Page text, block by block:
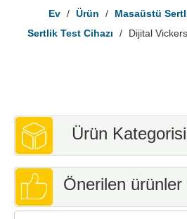
Ev / Ürün / Masaüstü
Sertlik Test Cihazı
/
Dijital
Ürün Kategorisi
Önerilen ürünler